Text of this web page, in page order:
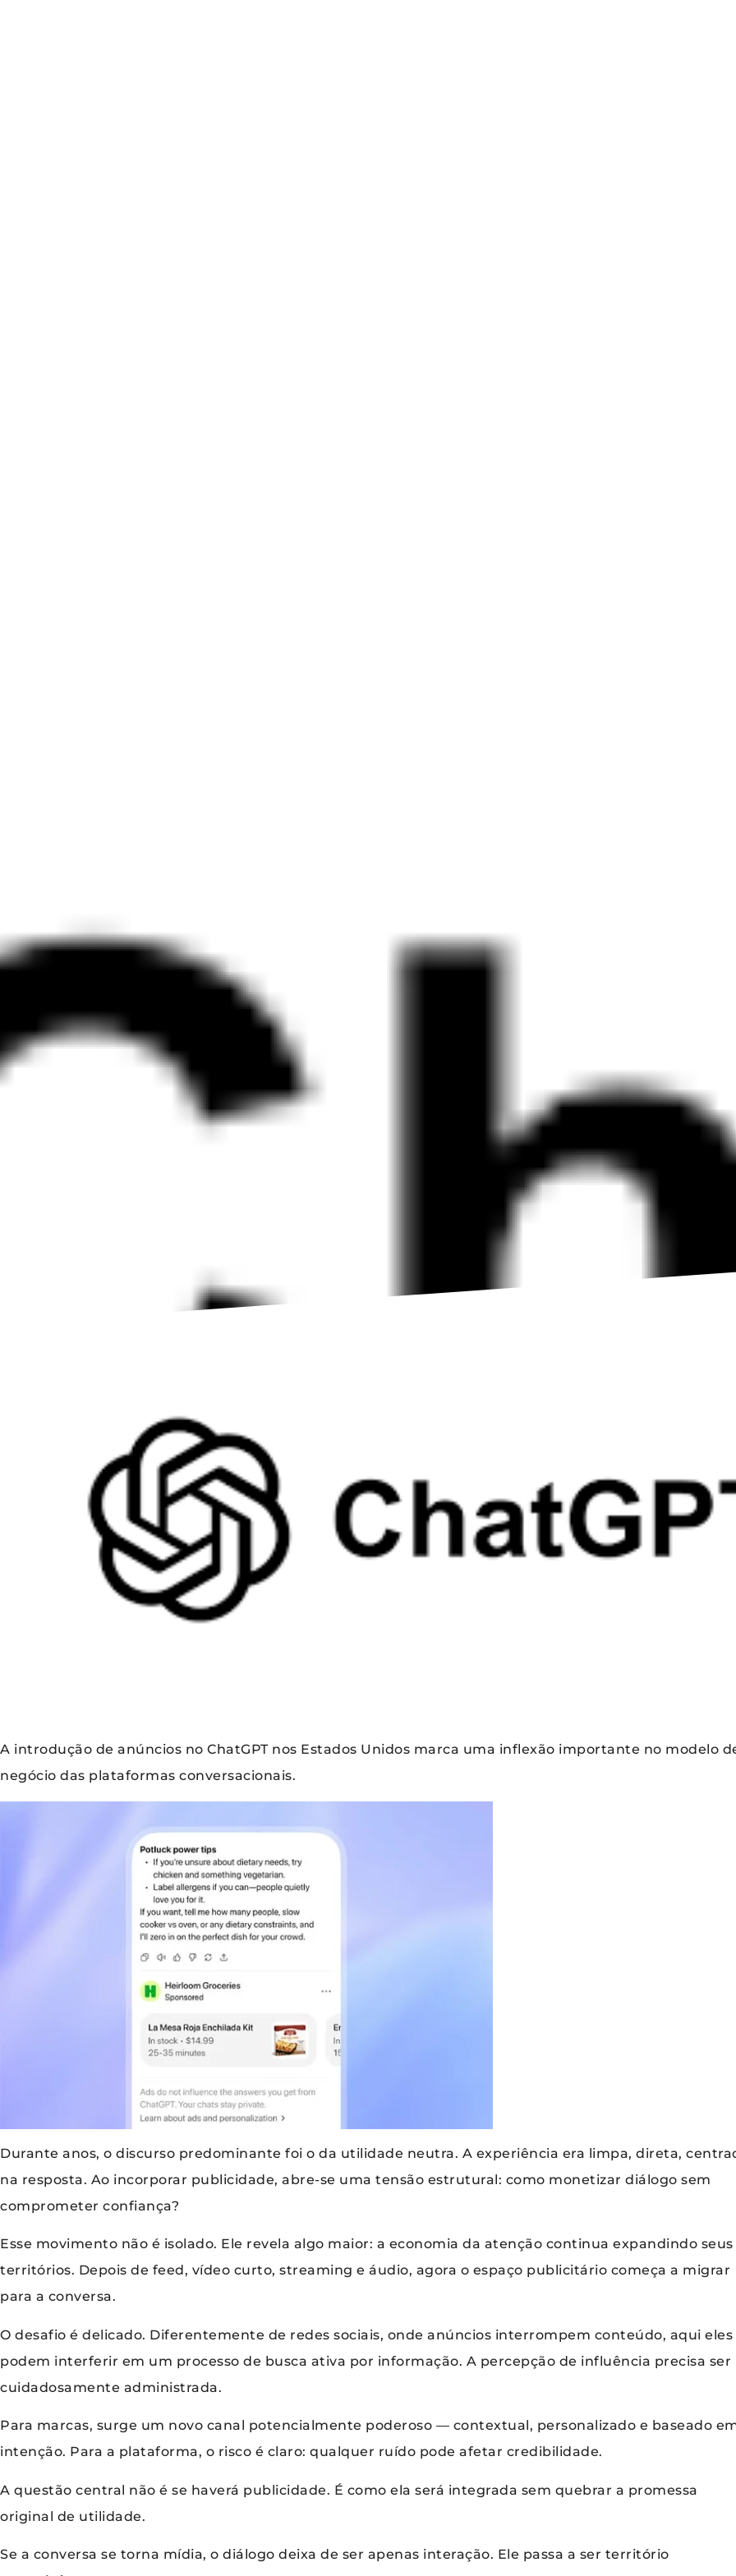
A introdução de anúncios no ChatGPT nos Estados Unidos marca uma inflexão importante no modelo
negócio das plataformas conversacionais.
Durante anos, o discurso predominante foi o da utilidade neutra. A experiência era limpa, direta,
na resposta. Ao incorporar publicidade, abre-se uma tensão estrutural: como monetizar diálogo sem
comprometer confiança?
Esse movimento não é isolado. Ele revela algo maior: a economia da atenção continua expandindo seus
territórios. Depois de feed, vídeo curto, streaming e áudio, agora o espaço publicitário começa a migrar
para a conversa.
O desafio é delicado. Diferentemente de redes sociais, onde anúncios interrompem conteúdo, aqui eles
podem interferir em um processo de busca ativa por informação. A percepção de influência precisa ser
cuidadosamente administrada.
Para marcas, surge um novo canal potencialmente poderoso — contextual, personalizado e baseado
intenção. Para a plataforma, o risco é claro: qualquer ruído pode afetar credibilidade.
A questão central não é se haverá publicidade. É como ela será integrada sem quebrar a promessa
original de utilidade.
Se a conversa se torna mídia, o diálogo deixa de ser apenas interação. Ele passa a ser território